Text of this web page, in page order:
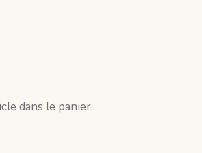
dans le panier.